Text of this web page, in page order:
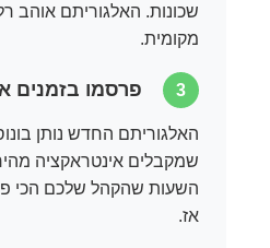
שכונות. האלגוריתם אוהב
מקומית.
3 פרסמו בזמנים
האלגוריתם החדש נותן
שמקבלים אינטראקציה
השעות שהקהל שלכם הכי
אז.